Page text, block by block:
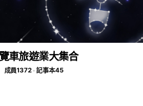
車旅遊業大集合
成員1372 記事本45